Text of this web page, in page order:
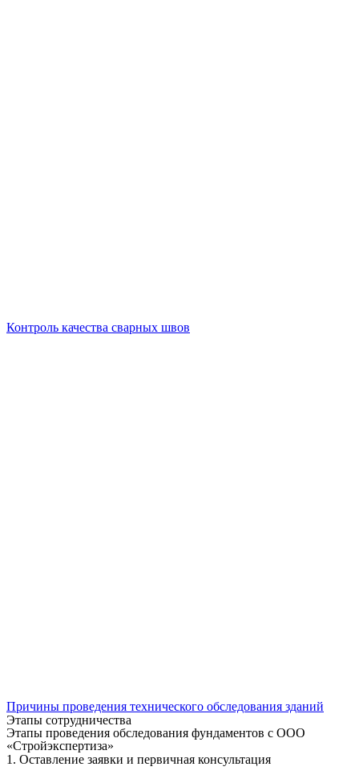
Контроль качества сварных швов
Причины проведения технического обследования зданий
Этапы сотрудничества
Этапы проведения обследования фундаментов с ООО
«Стройэкспертиза»
1. Оставление заявки и первичная консультация